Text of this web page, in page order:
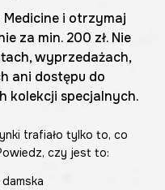
i otrzymaj
za min. 200 zł. Nie
wyprzedażach,
ani dostępu do
kolekcji specjalnych.
trafiało tylko to, co
czy jest to: